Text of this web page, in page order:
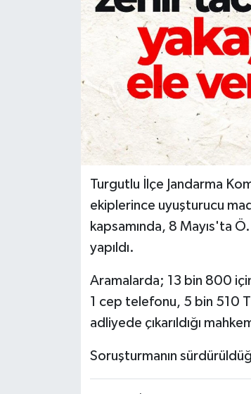
Turgutlu İlçe Jandarma
ekiplerince uyuşturucu
kapsamında, 8 Mayıs'ta
yapıldı.
Aramalarda; 13 bin 800
1 cep telefonu, 5 bin 510
adliyede çıkarıldığı
Soruşturmanın